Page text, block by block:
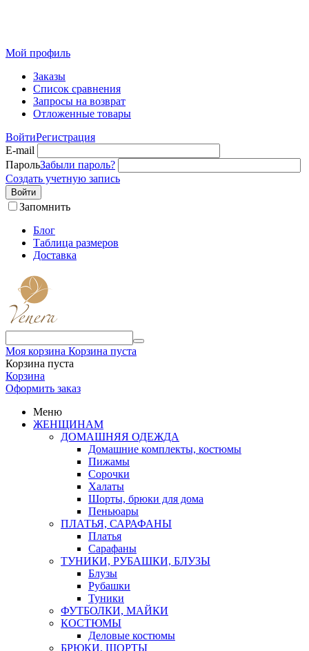
Мой профиль
Заказы
Список сравнения
Запросы на возврат
Отложенные товары
ВойтиРегистрация
E-mail
ПарольЗабыли пароль?
Создать учетную запись
Войти
Запомнить
Блог
Таблица размеров
Доставка
Моя корзина Корзина пуста
Корзина пуста
Корзина
Оформить заказ
Меню
ЖЕНЩИНАМ
ДОМАШНЯЯ ОДЕЖДА
Домашние комплекты, костюмы
Пижамы
Сорочки
Халаты
Шорты, брюки для дома
Пеньюары
ПЛАТЬЯ, САРАФАНЫ
Платья
Сарафаны
ТУНИКИ, РУБАШКИ, БЛУЗЫ
Блузы
Рубашки
Туники
ФУТБОЛКИ, МАЙКИ
КОСТЮМЫ
Деловые костюмы
БРЮКИ, ШОРТЫ